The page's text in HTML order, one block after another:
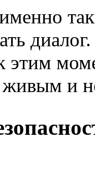
этим
живым и